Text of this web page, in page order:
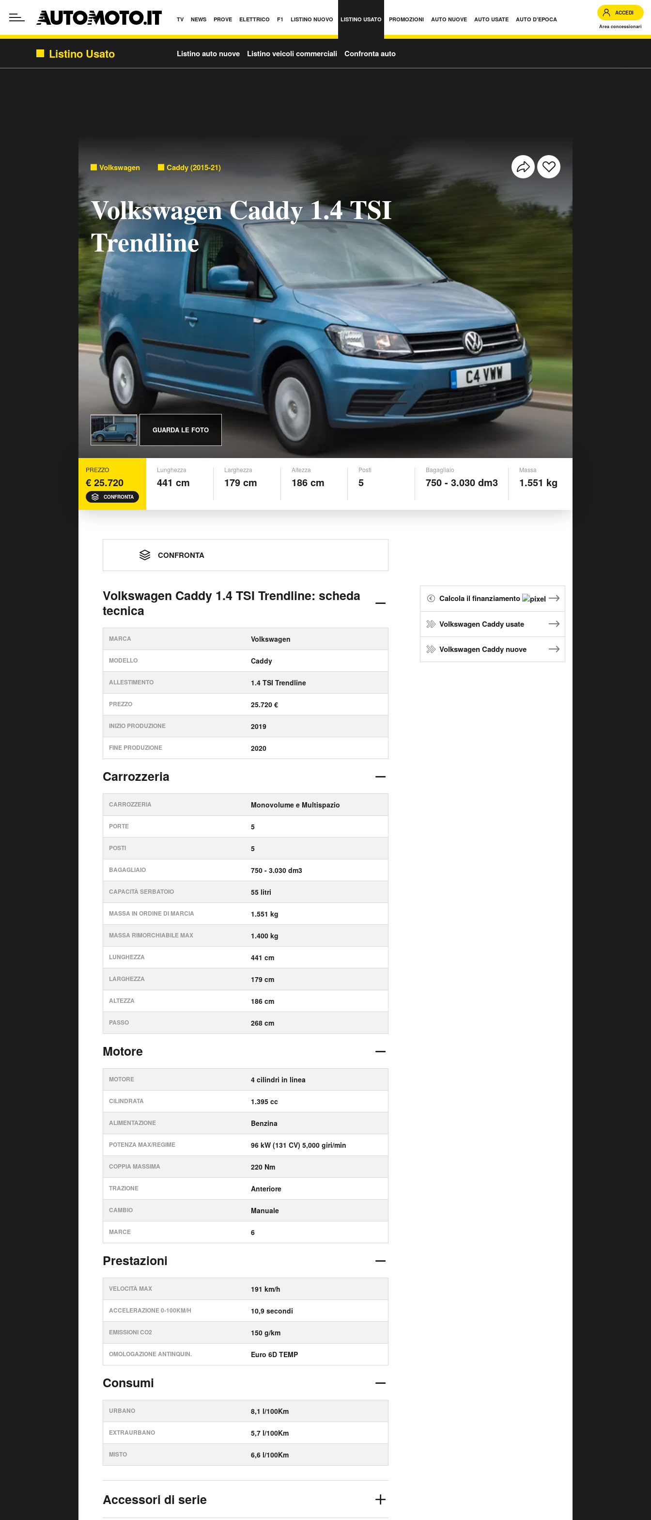
TV NEWS PROVE ELETTRICO F1 LISTINO NUOVO LISTINO USATO PROMOZIONI AUTO NUOVE AUTO USATE AUTO D'EPOCA
ACCEDI
Area concessionari
Listino Usato Listino auto nuove Listino veicoli commerciali Confronta auto
Volkswagen Caddy (2015-21)
Volkswagen Caddy 1.4 TSI
Trendline
GUARDA LE FOTO
PREZZO
€ 25.720
CONFRONTA
Lunghezza
441 cm
Larghezza
179 cm
Altezza
186 cm
Posti
5
Bagagliaio
750 - 3.030 dm3
Massa
1.551 kg
CONFRONTA
Volkswagen Caddy 1.4 TSI Trendline: scheda
tecnica
MARCA Volkswagen
MODELLO Caddy
ALLESTIMENTO 1.4 TSI Trendline
PREZZO 25.720 €
INIZIO PRODUZIONE 2019
FINE PRODUZIONE 2020
Carrozzeria
CARROZZERIA Monovolume e Multispazio
PORTE 5
POSTI 5
BAGAGLIAIO 750 - 3.030 dm3
CAPACITÀ SERBATOIO 55 litri
MASSA IN ORDINE DI MARCIA 1.551 kg
MASSA RIMORCHIABILE MAX 1.400 kg
LUNGHEZZA 441 cm
LARGHEZZA 179 cm
ALTEZZA 186 cm
PASSO 268 cm
Motore
MOTORE 4 cilindri in linea
CILINDRATA 1.395 cc
ALIMENTAZIONE Benzina
POTENZA MAX/REGIME 96 kW (131 CV) 5,000 giri/min
COPPIA MASSIMA 220 Nm
TRAZIONE Anteriore
CAMBIO Manuale
MARCE 6
Prestazioni
VELOCITÀ MAX 191 km/h
ACCELERAZIONE 0-100KM/H 10,9 secondi
EMISSIONI CO2 150 g/km
OMOLOGAZIONE ANTINQUIN. Euro 6D TEMP
Consumi
URBANO 8,1 l/100Km
EXTRAURBANO 5,7 l/100Km
MISTO 6,6 l/100Km
Accessori di serie
Calcola il finanziamento
Volkswagen Caddy usate
Volkswagen Caddy nuove